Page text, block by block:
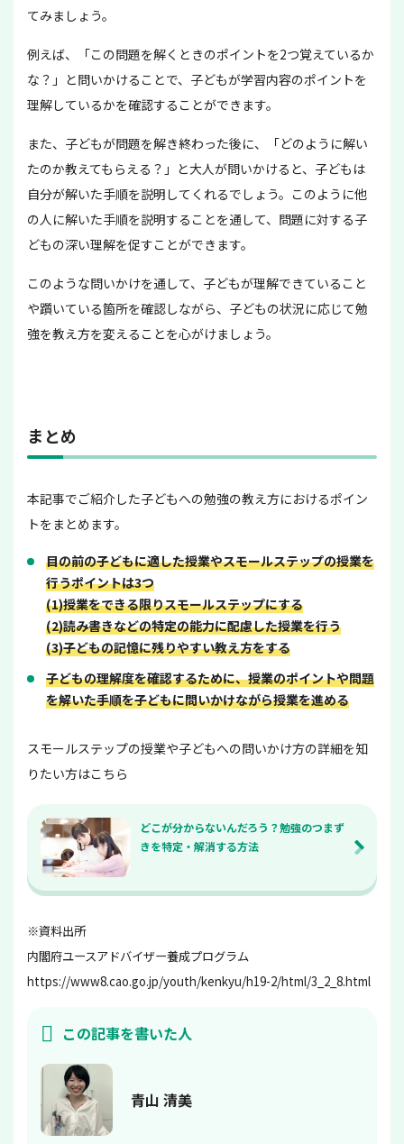
てみましょう。
例えば、「この問題を解くときのポイントを2つ覚えているか
な？」と問いかけることで、子どもが学習内容のポイントを
理解しているかを確認することができます。
また、子どもが問題を解き終わった後に、「どのように解い
たのか教えてもらえる？」と大人が問いかけると、子どもは
自分が解いた手順を説明してくれるでしょう。このように他
の人に解いた手順を説明することを通して、問題に対する子
どもの深い理解を促すことができます。
このような問いかけを通して、子どもが理解できていること
や躓いている箇所を確認しながら、子どもの状況に応じて勉
強を教え方を変えることを心がけましょう。
まとめ
本記事でご紹介した子どもへの勉強の教え方におけるポイン
トをまとめます。
目の前の子どもに適した授業やスモールステップの授業を
行うポイントは3つ
(1)授業をできる限りスモールステップにする
(2)読み書きなどの特定の能力に配慮した授業を行う
(3)子どもの記憶に残りやすい教え方をする
子どもの理解度を確認するために、授業のポイントや問題
を解いた手順を子どもに問いかけながら授業を進める
スモールステップの授業や子どもへの問いかけ方の詳細を知
りたい方はこちら
どこが分からないんだろう？勉強のつまず
きを特定・解消する方法
※資料出所
内閣府ユースアドバイザー養成プログラム
https://www8.cao.go.jp/youth/kenkyu/h19-2/html/3_2_8.html
この記事を書いた人
青山 清美